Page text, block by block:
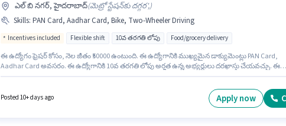
ఎల్ బి నగర్, హైదరాబాద్(మెట్రో స్టేషన్‌కు దగ్గర',)
Skills: PAN Card, Aadhar Card, Bike, Two-Wheeler Driving
Incentives included Flexible shift 10వ తరగతి లోపు Food/grocery delivery
ఈ ఉద్యోగం ఫ్రెషర్ కోసం, నెల జీతం ₹50000 ఉంటుంది. ఈ ఉద్యోగానికి ముఖ్యమైన డాక్యుమెంట్లు PAN Card,
Aadhar Card అవసరం. ఈ ఉద్యోగానికి 10వ తరగతి లోపు అర్హత ఉన్న అభ్యర్థులు దరఖాస్తు చేయవచ్చు. ఈ
Posted 10+ days ago Apply now